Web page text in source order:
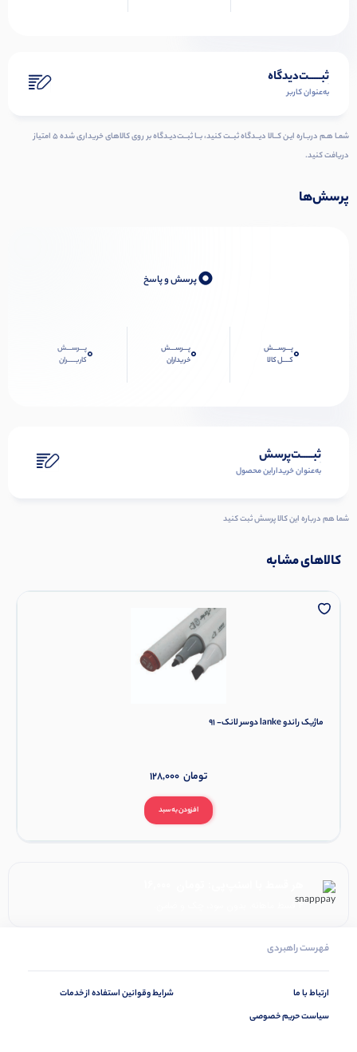
ثبـــــت‌دیدگاه
به‌عنوان کاربر
شمـا هـم دربـاره ایـن کــالا دیــدگاه ثبــت کنید، بــا ثبــت‌دیـدگاه بر روی کالاهای خریداری شده ۵ امتیاز
دریافت کنید.
پرسش‌ها
0پرسش و پاسخ
0پـــرســـش
کــــل کالا
0پـــرســـش
خریداران
0پـــرســـش
کاربـــــران
ثبـــــت‌پرسش
به‌عنوان ‌خریدار‌این‌ محصول
شما هم درباره این کالا پرسش ثبت کنید
کالاهای مشابه
ماژیک راندو lanke دوسر لانک- 91
افزودن به سبد
128,000 تومان
۴ قسط ماهانه. بدون سود، چک و ضامن.
فهرست راهبردی
ارتباط با ما
سیاست حریم خصوصی
شرایط وقوانین استفاده از خدمات